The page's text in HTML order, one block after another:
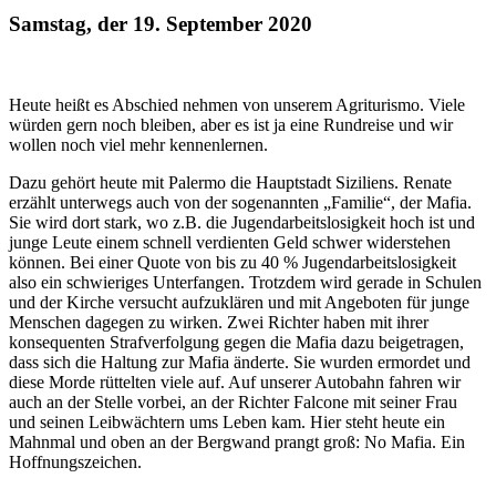
Samstag, der 19. September 2020
Heute heißt es Abschied nehmen von unserem Agriturismo. Viele
würden gern noch bleiben, aber es ist ja eine Rundreise und wir
wollen noch viel mehr kennenlernen.
Dazu gehört heute mit Palermo die Hauptstadt Siziliens. Renate
erzählt unterwegs auch von der sogenannten „Familie“, der Mafia.
Sie wird dort stark, wo z.B. die Jugendarbeitslosigkeit hoch ist und
junge Leute einem schnell verdienten Geld schwer widerstehen
können. Bei einer Quote von bis zu 40 % Jugendarbeitslosigkeit
also ein schwieriges Unterfangen. Trotzdem wird gerade in Schulen
und der Kirche versucht aufzuklären und mit Angeboten für junge
Menschen dagegen zu wirken. Zwei Richter haben mit ihrer
konsequenten Strafverfolgung gegen die Mafia dazu beigetragen,
dass sich die Haltung zur Mafia änderte. Sie wurden ermordet und
diese Morde rüttelten viele auf. Auf unserer Autobahn fahren wir
auch an der Stelle vorbei, an der Richter Falcone mit seiner Frau
und seinen Leibwächtern ums Leben kam. Hier steht heute ein
Mahnmal und oben an der Bergwand prangt groß: No Mafia. Ein
Hoffnungszeichen.